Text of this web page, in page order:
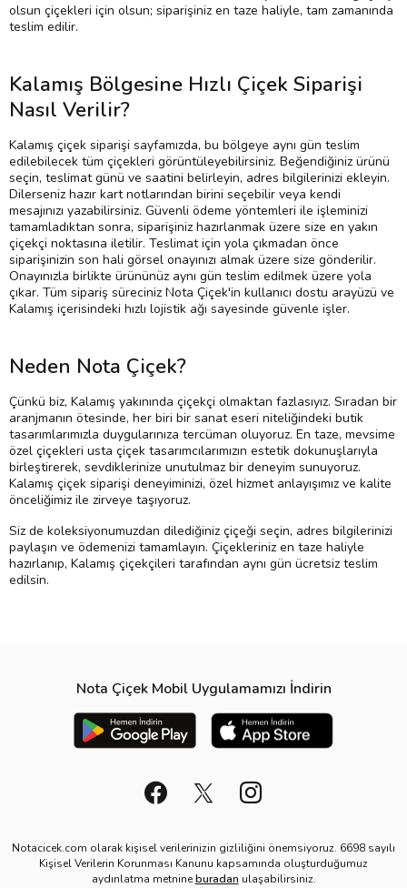
olsun çiçekleri için olsun; siparişiniz en taze haliyle, tam zamanında
teslim edilir.
Kalamış Bölgesine Hızlı Çiçek Siparişi
Nasıl Verilir?
Kalamış çiçek siparişi sayfamızda, bu bölgeye aynı gün teslim
edilebilecek tüm çiçekleri görüntüleyebilirsiniz. Beğendiğiniz ürünü
seçin, teslimat günü ve saatini belirleyin, adres bilgilerinizi ekleyin.
Dilerseniz hazır kart notlarından birini seçebilir veya kendi
mesajınızı yazabilirsiniz. Güvenli ödeme yöntemleri ile işleminizi
tamamladıktan sonra, siparişiniz hazırlanmak üzere size en yakın
çiçekçi noktasına iletilir. Teslimat için yola çıkmadan önce
siparişinizin son hali görsel onayınızı almak üzere size gönderilir.
Onayınızla birlikte ürününüz aynı gün teslim edilmek üzere yola
çıkar. Tüm sipariş süreciniz Nota Çiçek'in kullanıcı dostu arayüzü ve
Kalamış içerisindeki hızlı lojistik ağı sayesinde güvenle işler.
Neden Nota Çiçek?
Çünkü biz, Kalamış yakınında çiçekçi olmaktan fazlasıyız. Sıradan bir
aranjmanın ötesinde, her biri bir sanat eseri niteliğindeki butik
tasarımlarımızla duygularınıza tercüman oluyoruz. En taze, mevsime
özel çiçekleri usta çiçek tasarımcılarımızın estetik dokunuşlarıyla
birleştirerek, sevdiklerinize unutulmaz bir deneyim sunuyoruz.
Kalamış çiçek siparişi deneyiminizi, özel hizmet anlayışımız ve kalite
önceliğimiz ile zirveye taşıyoruz.
Siz de koleksiyonumuzdan dilediğiniz çiçeği seçin, adres bilgilerinizi
paylaşın ve ödemenizi tamamlayın. Çiçekleriniz en taze haliyle
hazırlanıp, Kalamış çiçekçileri tarafından aynı gün ücretsiz teslim
edilsin.
Nota Çiçek Mobil Uygulamamızı İndirin
Notacicek.com olarak kişisel verilerinizin gizliliğini önemsiyoruz. 6698 sayılı
Kişisel Verilerin Korunması Kanunu kapsamında oluşturduğumuz
aydınlatma metnineburadan ulaşabilirsiniz.